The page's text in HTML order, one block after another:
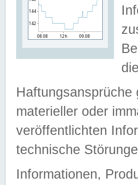
materieller oder
veröffentlichten
technische
Informationen,